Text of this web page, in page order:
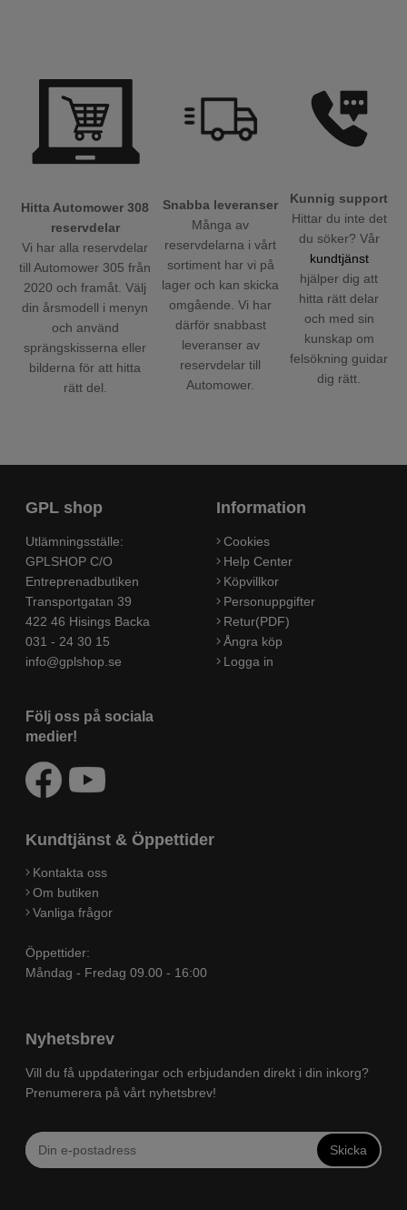
Hitta Automower 308
reservdelar
Vi har alla reservdelar
till Automower 305 från
2020 och framåt. Välj
din årsmodell i menyn
och använd
sprängskisserna eller
bilderna för att hitta
rätt del.
Snabba leveranser
Många av
reservdelarna i vårt
sortiment har vi på
lager och kan skicka
omgående. Vi har
därför snabbast
leveranser av
reservdelar till
Automower.
Kunnig support
Hittar du inte det
du söker? Vår
kundtjänst
hjälper dig att
hitta rätt delar
och med sin
kunskap om
felsökning guidar
dig rätt.
GPL shop
Utlämningsställe:
GPLSHOP C/O
Entreprenadbutiken
Transportgatan 39
422 46 Hisings Backa
031 - 24 30 15
info@gplshop.se
Följ oss på sociala
medier!
Information
Cookies
Help Center
Köpvillkor
Personuppgifter
Retur(PDF)
Ångra köp
Logga in
Kundtjänst & Öppettider
Kontakta oss
Om butiken
Vanliga frågor
Öppettider:
Måndag - Fredag 09.00 - 16:00
Nyhetsbrev
Vill du få uppdateringar och erbjudanden direkt i din inkorg?
Prenumerera på vårt nyhetsbrev!
Skicka